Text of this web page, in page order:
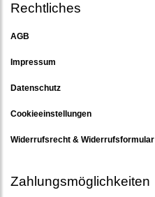
Rechtliches
AGB
Impressum
Datenschutz
Cookieeinstellungen
Widerrufsrecht & Widerrufsformular
Zahlungsmöglichkeiten